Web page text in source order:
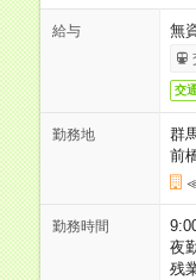
給与 無
交
勤務地
群
前
勤務時間
夜
残